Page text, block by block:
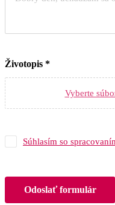
Životopis *
Vyberte
Súhlasím so
Odoslať formulár